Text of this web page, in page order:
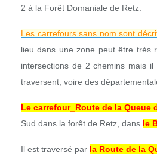
2 à la Forêt Domaniale de Retz.
Les carrefours sans nom sont
lieu dans une zone peut être très
intersections de 2 chemins mais
traversent, voire des
Le carrefour_Route de la Queue
Sud dans la forêt de Retz, dans le
Il est traversé par la Route de la